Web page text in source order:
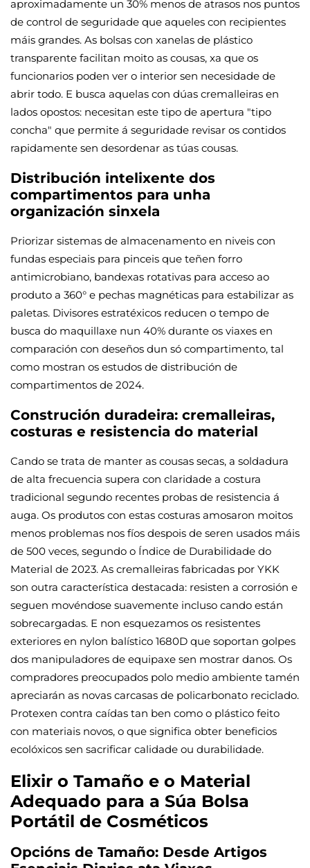
aproximadamente un 30% menos de atrasos nos puntos
de control de seguridade que aqueles con recipientes
máis grandes. As bolsas con xanelas de plástico
transparente facilitan moito as cousas, xa que os
funcionarios poden ver o interior sen necesidade de
abrir todo. E busca aquelas con dúas cremalleiras en
lados opostos: necesitan este tipo de apertura "tipo
concha" que permite á seguridade revisar os contidos
rapidamente sen desordenar as túas cousas.
Distribución intelixente dos
compartimentos para unha
organización sinxela
Priorizar sistemas de almacenamento en niveis con
fundas especiais para pinceis que teñen forro
antimicrobiano, bandexas rotativas para acceso ao
produto a 360° e pechas magnéticas para estabilizar as
paletas. Divisores estratéxicos reducen o tempo de
busca do maquillaxe nun 40% durante os viaxes en
comparación con deseños dun só compartimento, tal
como mostran os estudos de distribución de
compartimentos de 2024.
Construción duradeira: cremalleiras,
costuras e resistencia do material
Cando se trata de manter as cousas secas, a soldadura
de alta frecuencia supera con claridade a costura
tradicional segundo recentes probas de resistencia á
auga. Os produtos con estas costuras amosaron moitos
menos problemas nos fíos despois de seren usados máis
de 500 veces, segundo o Índice de Durabilidade do
Material de 2023. As cremalleiras fabricadas por YKK
son outra característica destacada: resisten a corrosión e
seguen movéndose suavemente incluso cando están
sobrecargadas. E non esquezamos os resistentes
exteriores en nylon balístico 1680D que soportan golpes
dos manipuladores de equipaxe sen mostrar danos. Os
compradores preocupados polo medio ambiente tamén
apreciarán as novas carcasas de policarbonato reciclado.
Protexen contra caídas tan ben como o plástico feito
con materiais novos, o que significa obter beneficios
ecolóxicos sen sacrificar calidade ou durabilidade.
Elixir o Tamaño e o Material
Adequado para a Súa Bolsa
Portátil de Cosméticos
Opcións de Tamaño: Desde Artigos